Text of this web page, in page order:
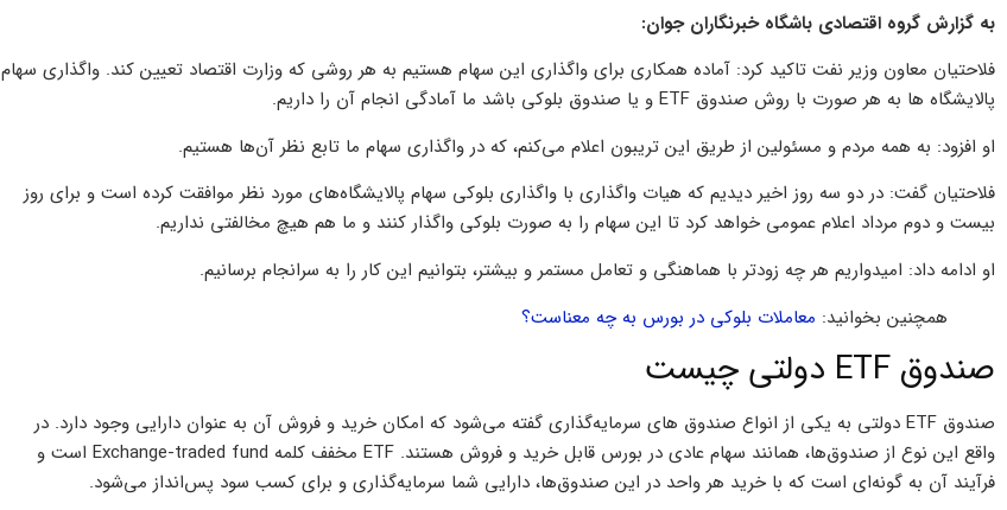
به گزارش گروه اقتصادی باشگاه خبرنگاران جوان:
فلاحتیان معاون وزیر نفت تاکید کرد: آماده همکاری برای واگذاری این سهام هستیم به هر روشی که وزارت اقتصاد تعیین کند. واگذاری سهام
پالایشگاه ها به هر صورت با روش صندوق ETF و یا صندوق بلوکی باشد ما آمادگی انجام آن را داریم.
او افزود: به همه مردم و مسئولین از طریق این تریبون اعلام می‌کنم، که در واگذاری سهام ما تابع نظر آن‌ها هستیم.
فلاحتیان گفت: در دو سه روز اخیر دیدیم که هیات واگذاری با واگذاری بلوکی سهام پالایشگاه‌های مورد نظر موافقت کرده است و برای روز
بیست و دوم مرداد اعلام عمومی خواهد کرد تا این سهام را به صورت بلوکی واگذار کنند و ما هم هیچ مخالفتی نداریم.
او ادامه داد: امیدواریم هر چه زودتر با هماهنگی و تعامل مستمر و بیشتر، بتوانیم این کار را به سرانجام برسانیم.
همچنین بخوانید: معاملات بلوکی در بورس به چه معناست؟
صندوق ETF دولتی چیست
صندوق ETF دولتی به یکی از انواع صندوق های سرمایه‌گذاری گفته می‌شود که امکان خرید و فروش آن به عنوان دارایی وجود دارد. در
واقع این نوع از صندوق‌ها، همانند سهام عادی در بورس قابل خرید و فروش هستند. ETF مخفف کلمه Exchange-traded fund است و
فرآیند آن به گونه‌ای است که با خرید هر واحد در این صندوق‌ها، دارایی شما سرمایه‌گذاری و برای کسب سود پس‌انداز می‌شود.